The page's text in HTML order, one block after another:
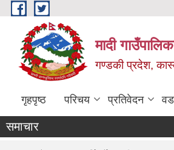
Skip to main content
मादी
गण्डकी प्रदेश,
गृहपृष्ठ परिचय प्रतिवेदन
समाचार